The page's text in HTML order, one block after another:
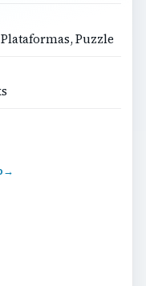
Puzzle
→